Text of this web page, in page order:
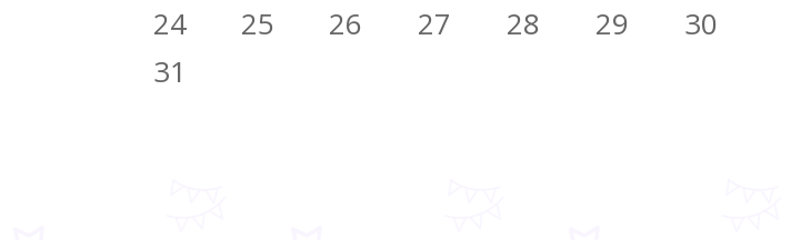
24
25 26 27 28 29
30
31